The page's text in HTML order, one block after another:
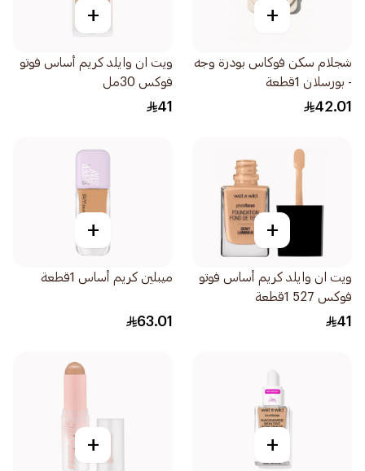
+
شجلام سكن فوكاس بودرة وجه
- بورسلان 1قطعة
42.01
+
ويت ان وايلد كريم أساس فوتو
فوكس 30مل
41
+
ويت ان وايلد كريم أساس فوتو
فوكس 527 1قطعة
41
+
ميبلين كريم أساس 1قطعة
63.01
+
+